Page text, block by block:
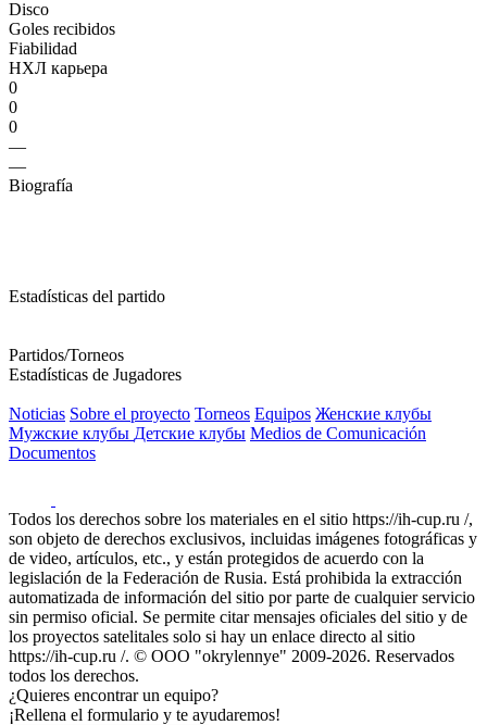
Disco
Goles recibidos
Fiabilidad
НХЛ карьера
0
0
0
—
—
Biografía
Estadísticas del partido
Partidos/Torneos
Estadísticas de Jugadores
Noticias Sobre el proyecto Torneos Equipos Женские клубы
Мужские клубы Детские клубы Medios de Comunicación
Documentos
Todos los derechos sobre los materiales en el sitio https://ih-cup.ru /,
son objeto de derechos exclusivos, incluidas imágenes fotográficas y
de video, artículos, etc., y están protegidos de acuerdo con la
legislación de la Federación de Rusia. Está prohibida la extracción
automatizada de información del sitio por parte de cualquier servicio
sin permiso oficial. Se permite citar mensajes oficiales del sitio y de
los proyectos satelitales solo si hay un enlace directo al sitio
https://ih-cup.ru /. © OOO "okrylennye" 2009-2026. Reservados
todos los derechos.
¿Quieres encontrar un equipo?
¡Rellena el formulario y te ayudaremos!